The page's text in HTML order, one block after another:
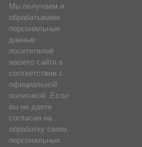
Мы получаем и
обрабатываем
персональные
данные
посетителей
нашего сайта в
соответствии с
официальной
политикой. Если
вы не даете
согласия на
обработку своих
персональных